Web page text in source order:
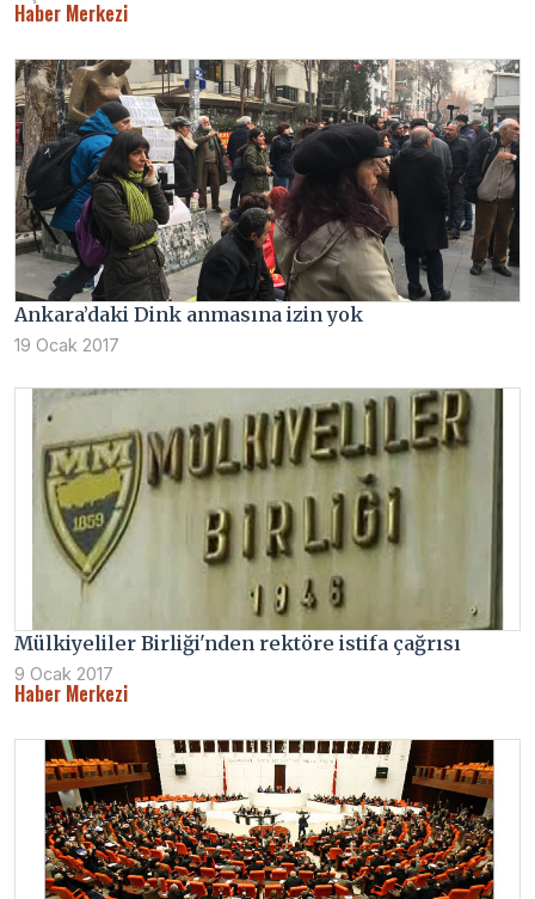
Haber Merkezi
Ankara’daki Dink anmasına izin yok
19 Ocak 2017
Mülkiyeliler Birliği'nden rektöre istifa çağrısı
9 Ocak 2017
Haber Merkezi